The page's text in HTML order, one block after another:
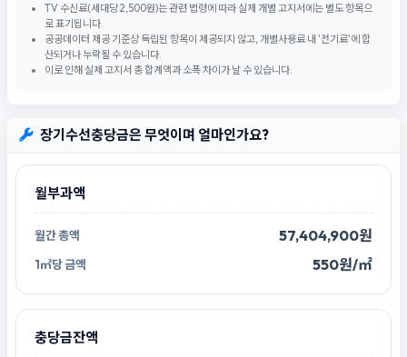
TV 수신료(세대당 2,500원)는 관련 법령에 따라 실제 개별 고지서에는 별도 항목으
로 표기됩니다.
공공데이터 제공 기준상 독립된 항목이 제공되지 않고, 개별사용료 내 '전기료'에 합
산되거나 누락될 수 있습니다.
이로 인해 실제 고지서 총 합계액과 소폭 차이가 날 수 있습니다.
장기수선충당금은 무엇이며 얼마인가요?
월부과액
57,404,900원
550원/㎡
충당금잔액